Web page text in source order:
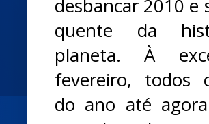
desbancar 2010 e
quente da
planeta. À
fevereiro, todos
do ano até